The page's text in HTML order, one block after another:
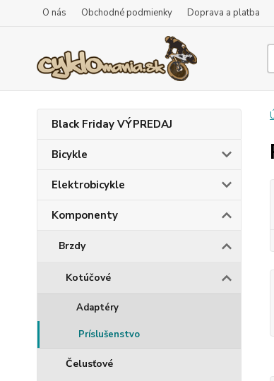
O nás Obchodné podmienky Doprava a platba
Black Friday VÝPREDAJ
Bicykle
Elektrobicykle
Komponenty
Brzdy
Kotúčové
Adaptéry
Príslušenstvo
Čelusťové